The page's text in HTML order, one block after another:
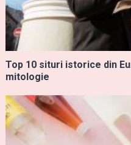
Top 10 situri istorice din
mitologie